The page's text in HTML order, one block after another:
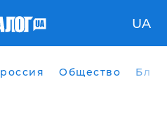
UA
россия Общество